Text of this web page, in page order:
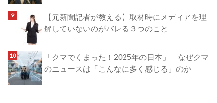
【元新聞記者が教える】取材時にメディアを理
解していないのがバレる３つのこと
「クマでくまった！2025年の日本」 なぜクマ
のニュースは「こんなに多く感じる」のか